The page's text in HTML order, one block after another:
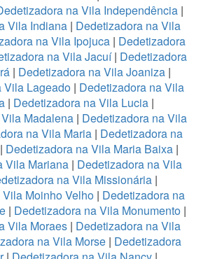
na Vila Independência |
Vila Indiana| Dedetizadora na Vila
na Vila Ipojuca| Dedetizadora
na Vila Jacuí| Dedetizadora
| Dedetizadora na Vila Joaniza |
Vila Lageado| Dedetizadora na Vila
| Dedetizadora na Vila Lucia|
Madalena| Dedetizadora na Vila
na Vila Maria | Dedetizadora na
Dedetizadora na Vila Maria Baixa|
Vila Mariana | Dedetizadora na Vila
na Vila Missionária |
Moinho Velho | Dedetizadora na
| Dedetizadora na Vila Monumento|
Vila Moraes| Dedetizadora na Vila
na Vila Morse | Dedetizadora